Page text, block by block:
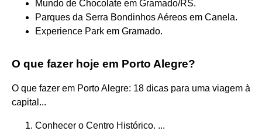
Mundo de Chocolate em Gramado/RS.
Parques da Serra Bondinhos Aéreos em Canela.
Experience Park em Gramado.
O que fazer hoje em Porto Alegre?
O que fazer em Porto Alegre: 18 dicas para uma viagem à
capital...
Conhecer o Centro Histórico. ...